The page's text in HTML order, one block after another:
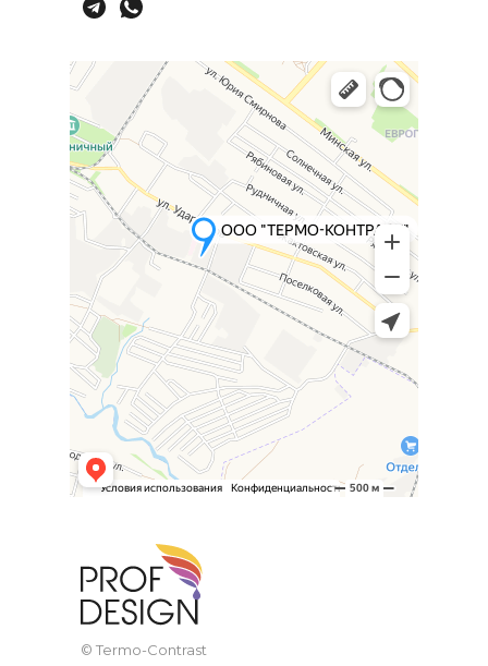
© Termo-Contrast